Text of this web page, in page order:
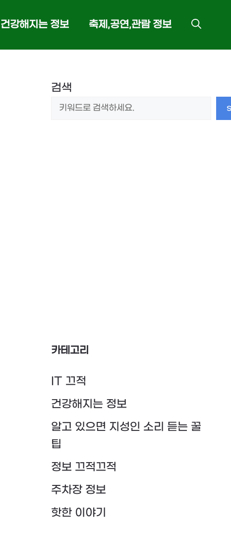
건강해지는 정보 축제,공연,관람 정보
검색
카테고리
IT 끄적
건강해지는 정보
알고 있으면 지성인 소리 듣는 꿀
팁
정보 끄적끄적
주차장 정보
핫한 이야기